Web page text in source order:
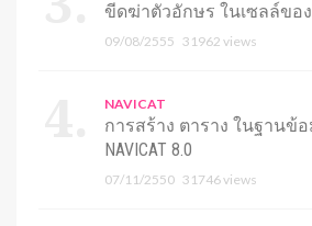
ขีดฆ่าตัวอักษร ในเซลล์ของ
09/08/2555 31962 views
NAVICAT
การสร้าง ตาราง ในฐานข้อ
NAVICAT 8.0
07/11/2550 31746 views